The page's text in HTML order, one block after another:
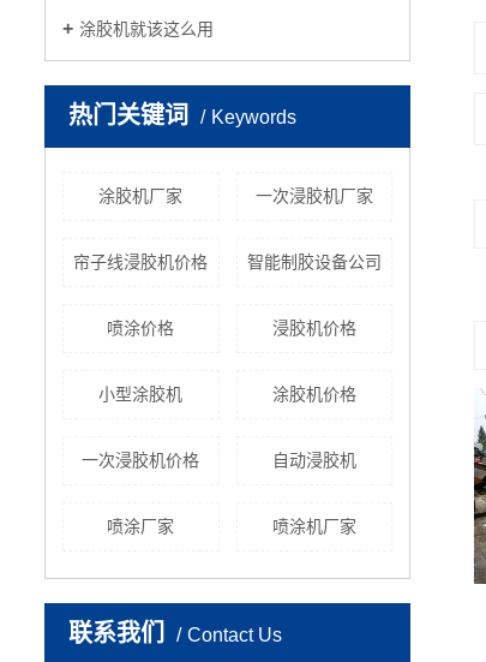
涂胶机就该这么用
热门关键词 Keywords
涂胶机厂家 一次浸胶机厂家
帘子线浸胶机价格 智能制胶设备公司
喷涂价格 浸胶机价格
小型涂胶机 涂胶机价格
一次浸胶机价格 自动浸胶机
喷涂厂家 喷涂机厂家
联系我们 Contact Us